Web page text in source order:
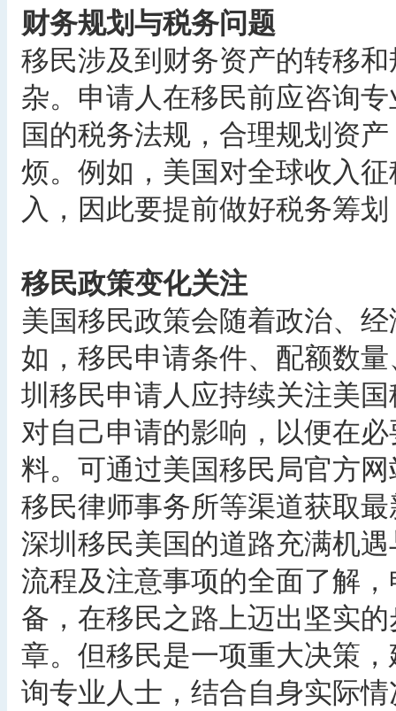
财务规划与税务问题
移民涉及到财务资产的转移
杂。申请人在移民前应咨询
国的税务法规，合理规划资
烦。例如，美国对全球收入
入，因此要提前做好税务筹
移民政策变化关注
美国移民政策会随着政治、
如，移民申请条件、配额数
圳移民申请人应持续关注美
对自己申请的影响，以便在
料。可通过美国移民局官方
移民律师事务所等渠道获取
深圳移民美国的道路充满机
流程及注意事项的全面了解
备，在移民之路上迈出坚实
章。但移民是一项重大决策
询专业人士，结合自身实际